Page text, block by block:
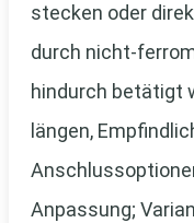
stecken oder
durch nicht-
hindurch betätigt
längen,
Anpassung;